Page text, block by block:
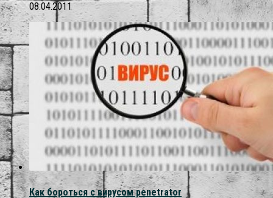
08.04.2011
Как бороться с вирусом penetrator